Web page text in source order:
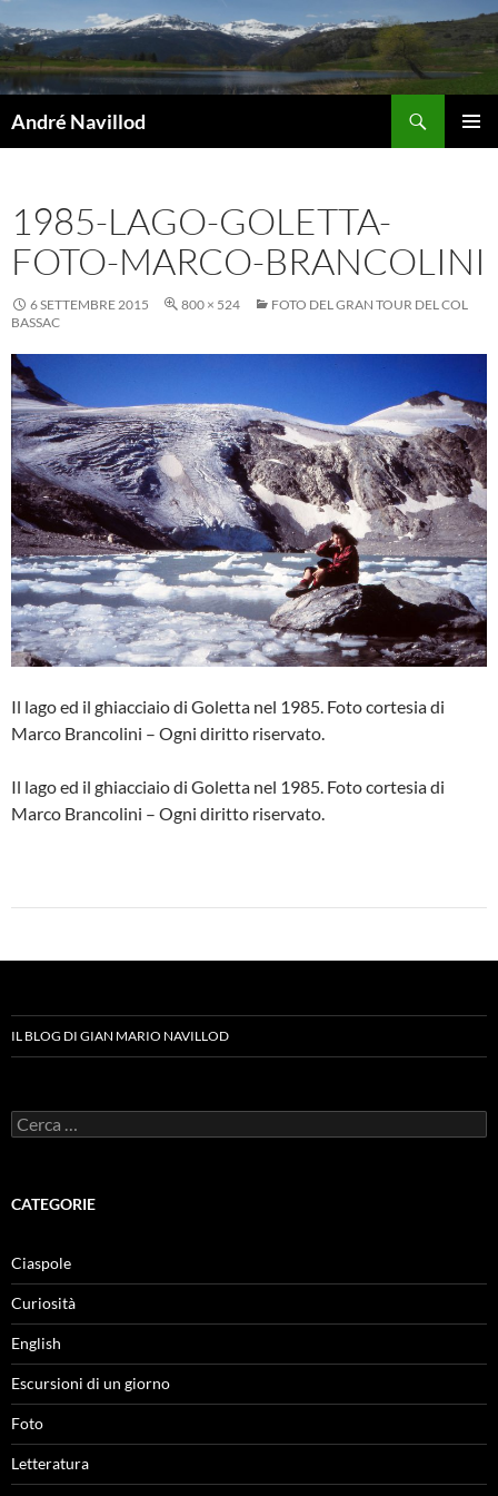
al
contenuto
André Navillod
1985-LAGO-GOLETTA-
FOTO-MARCO-BRANCOLINI
6 SETTEMBRE 2015 800 × 524
FOTO DEL GRAN TOUR DEL COL
BASSAC
Il lago ed il ghiacciaio di Goletta nel 1985. Foto cortesia di
Marco Brancolini – Ogni diritto riservato.
Il lago ed il ghiacciaio di Goletta nel 1985. Foto cortesia di
Marco Brancolini – Ogni diritto riservato.
IL BLOG DI GIAN MARIO NAVILLOD
Ricerca
per:
CATEGORIE
Ciaspole
Curiosità
English
Escursioni di un giorno
Foto
Letteratura